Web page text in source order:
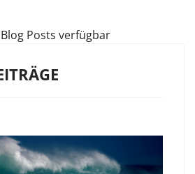
Posts verfügbar